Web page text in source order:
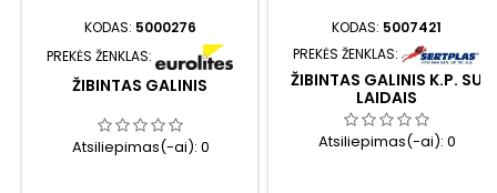
KODAS: 5000276
PREKĖS ŽENKLAS:
ŽIBINTAS GALINIS
Atsiliepimas(-ai): 0
KODAS: 5007421
PREKĖS ŽENKLAS:
ŽIBINTAS GALINIS K.P. SU
LAIDAIS
Atsiliepimas(-ai): 0